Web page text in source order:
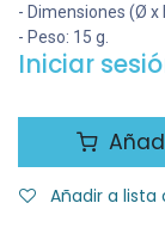
- Dimensiones (Ø x
- Peso: 15 g.
Iniciar
Añadir a lista